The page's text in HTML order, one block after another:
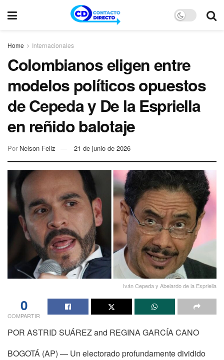
Home Internacionales
Colombianos eligen entre
modelos políticos opuestos
de Cepeda y De la Espriella
en reñido balotaje
Por Nelson Feliz 21 de junio de 2026
Iván Cepeda y Abelardo de la Espriella
0
COMPARTIR
POR ASTRID SUÁREZ and REGINA GARCÍA CANO
BOGOTÁ (AP) — Un electorado profundamente dividido